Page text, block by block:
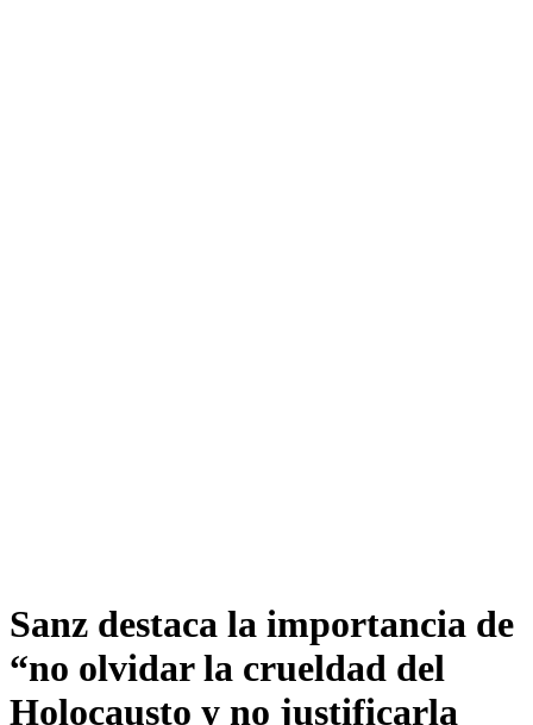
Sanz destaca la importancia de
“no olvidar la crueldad del
Holocausto y no justificarla